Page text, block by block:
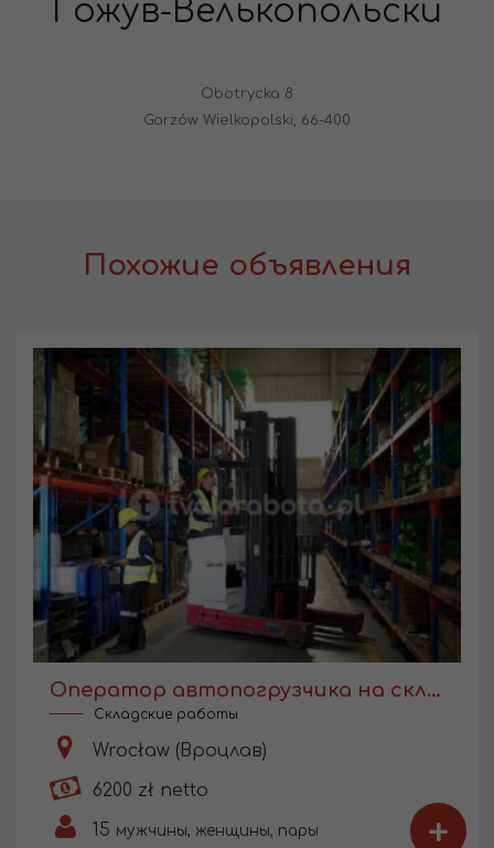
Гожув-Велькопольски
Obotrycka 8
Gorzów Wielkopolski, 66-400
Похожие объявления
Оператор автопогрузчика на складе
Складские работы
Wrocław (Вроцлав)
6200 zł netto
15 мужчины, женщины, пары +